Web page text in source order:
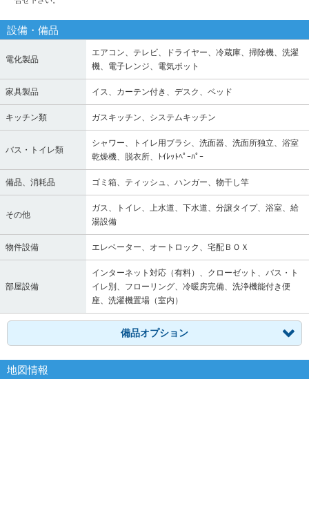
設備・備品
電化製品
エアコン、テレビ、ドライヤー、冷蔵庫、掃除機、洗濯
機、電子レンジ、電気ポット
家具製品 イス、カーテン付き、デスク、ベッド
キッチン類 ガスキッチン、システムキッチン
バス・トイレ類
シャワー、トイレ用ブラシ、洗面器、洗面所独立、浴室
乾燥機、脱衣所、ﾄｲﾚｯﾄﾍﾟｰﾊﾟｰ
備品、消耗品 ゴミ箱、ティッシュ、ハンガー、物干し竿
その他
ガス、トイレ、上水道、下水道、分譲タイプ、浴室、給
湯設備
物件設備 エレベーター、オートロック、宅配ＢＯＸ
部屋設備
インターネット対応（有料）、クローゼット、バス・ト
イレ別、フローリング、冷暖房完備、洗浄機能付き便
座、洗濯機置場（室内）
備品オプション
地図情報